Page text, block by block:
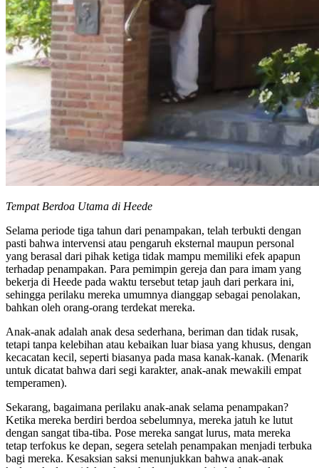
Tempat Berdoa Utama di Heede
Selama periode tiga tahun dari penampakan, telah terbukti dengan
pasti bahwa intervensi atau pengaruh eksternal maupun personal
yang berasal dari pihak ketiga tidak mampu memiliki efek apapun
terhadap penampakan. Para pemimpin gereja dan para imam yang
bekerja di Heede pada waktu tersebut tetap jauh dari perkara ini,
sehingga perilaku mereka umumnya dianggap sebagai penolakan,
bahkan oleh orang-orang terdekat mereka.
Anak-anak adalah anak desa sederhana, beriman dan tidak rusak,
tetapi tanpa kelebihan atau kebaikan luar biasa yang khusus, dengan
kecacatan kecil, seperti biasanya pada masa kanak-kanak. (Menarik
untuk dicatat bahwa dari segi karakter, anak-anak mewakili empat
temperamen).
Sekarang, bagaimana perilaku anak-anak selama penampakan?
Ketika mereka berdiri berdoa sebelumnya, mereka jatuh ke lutut
dengan sangat tiba-tiba. Pose mereka sangat lurus, mata mereka
tetap terfokus ke depan, segera setelah penampakan menjadi terbuka
bagi mereka. Kesaksian saksi menunjukkan bahwa anak-anak